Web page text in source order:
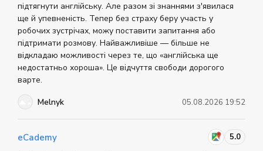
підтягнути англійську. Але разом зі знаннями з'явилася
ще й упевненість. Тепер без страху беру участь у
робочих зустрічах, можу поставити запитання або
підтримати розмову. Найважливіше — більше не
відкладаю можливості через те, що «англійська ще
недостатньо хороша». Це відчуття свободи дорогого
варте.
Melnyk
05.08.2026 19:52
eCademy 5.0